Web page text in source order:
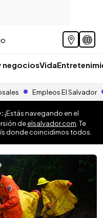
negociosVida
Empleos El Salvador
¡Estás navegando en el
deelsalvador.com . Te
donde coincidimos todos.